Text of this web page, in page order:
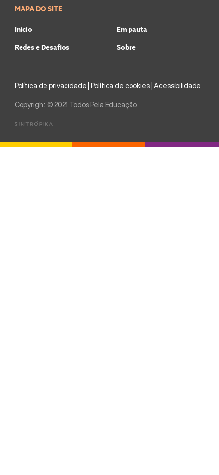
MAPA DO SITE
Início
Redes e Desafios
Em pauta
Sobre
Política de privacidade Política de cookies Acessibilidade
Copyright © 2021 Todos Pela Educação